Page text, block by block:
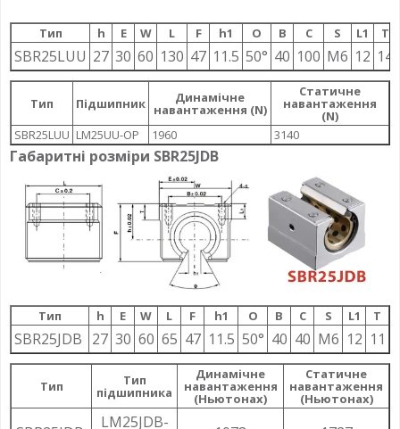
Тип h E W L F h1 О B C S L1 T
SBR25LUU 27 30 60 130 47 11.5 50° 40 100 M6 12 14
Тип Підшипник Динамічне
навантаження (N)
Статичне
навантаження
(N)
SBR25LUU LM25UU-OP 1960 3140
Габаритні розміри SBR25JDB
Тип h E W L F h1 О B C S L1 T
SBR25JDB 27 30 60 65 47 11.5 50° 40 40 M6 12 11
Тип Тип
підшипника
Динамічне
навантаження
(Ньютонах)
Статичне
навантаження
(Ньютонах)
LM25JDB-